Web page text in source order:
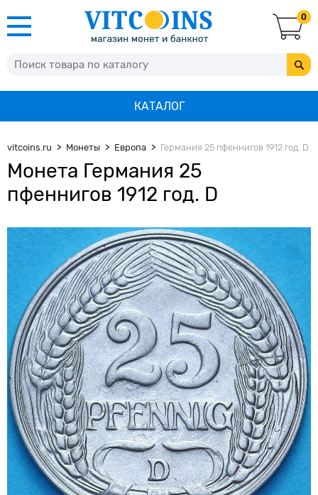
0
КАТАЛОГ
vitcoins.ru Монеты Европа Германия 25 пфеннигов 1912 год. D
Монета Германия 25
пфеннигов 1912 год. D